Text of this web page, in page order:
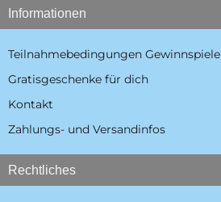
Informationen
Teilnahmebedingungen Gewinnspiele
Gratisgeschenke für dich
Kontakt
Zahlungs- und Versandinfos
Rechtliches